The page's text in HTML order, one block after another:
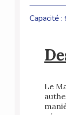
Capacité :
Le